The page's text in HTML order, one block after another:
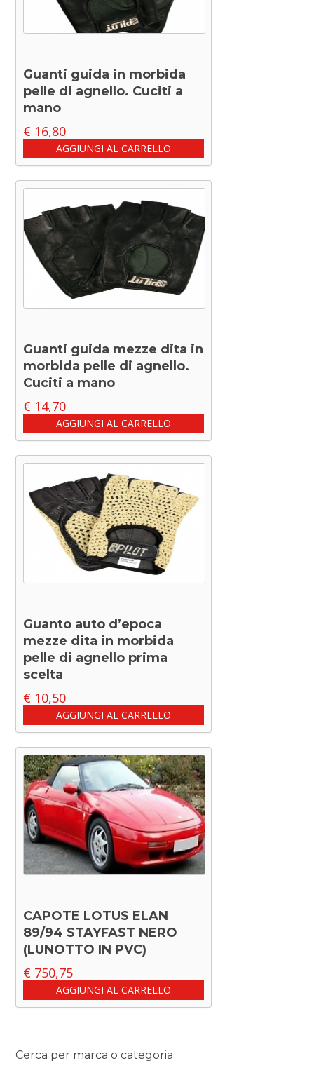
Guanti guida in morbida
pelle di agnello. Cuciti a
mano
€ 16,80
AGGIUNGI AL CARRELLO
Guanti guida mezze dita in
morbida pelle di agnello.
Cuciti a mano
€ 14,70
AGGIUNGI AL CARRELLO
Guanto auto d’epoca
mezze dita in morbida
pelle di agnello prima
scelta
€ 10,50
AGGIUNGI AL CARRELLO
CAPOTE LOTUS ELAN
89/94 STAYFAST NERO
(LUNOTTO IN PVC)
€ 750,75
AGGIUNGI AL CARRELLO
Cerca per marca o categoria